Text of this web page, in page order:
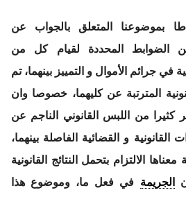
بموضوعنا المتعلق بالجواب عن
الضوابط المحددة لقيام كل من
في جرائم الأموال و التمييز بينهما، تم
المترتبة عن كليهما، خصوصا وان
كثيرا من اللبس القانوني الناجم عن
القانونية و القضائية الفاصلة بينهما،
الالتزام بتحمل النتائج القانونية
الجريمة في فعل ما، وموضوع هذا